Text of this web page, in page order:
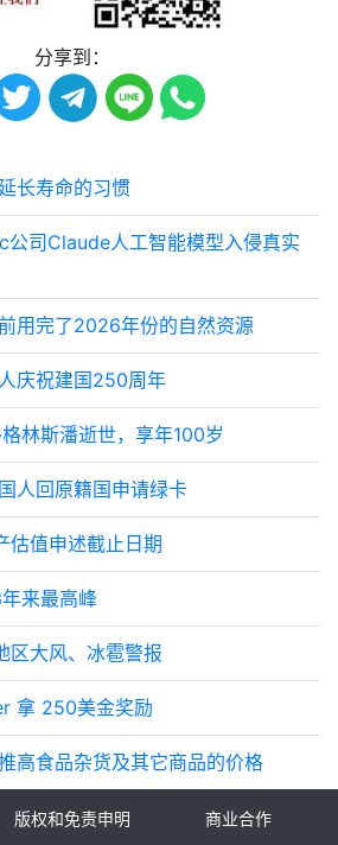
分享到：
长寿命的习惯
司Claude人工智能模型入侵真实
用完了2026年份的自然资源
庆祝建国250周年
林斯潘逝世，享年100岁
人回原籍国申请绿卡
估值申述截止日期
来最高峰
区大风、冰雹警报
拿 250美金奖励
高食品杂货及其它商品的价格
版权和免责申明 商业合作